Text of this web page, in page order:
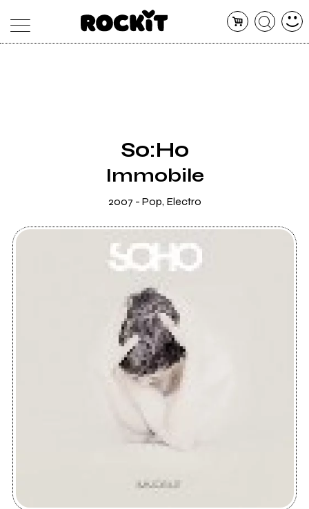
So:Ho
Immobile
2007 - Pop, Electro